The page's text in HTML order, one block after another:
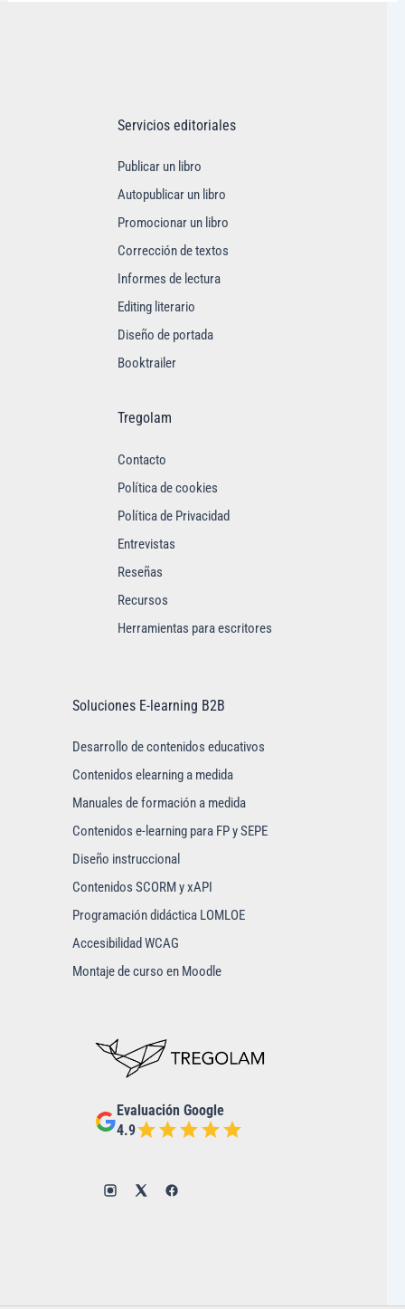
Servicios editoriales
Publicar un libro
Autopublicar un libro
Promocionar un libro
Corrección de textos
Informes de lectura
Editing literario
Diseño de portada
Booktrailer
Tregolam
Contacto
Política de cookies
Política de Privacidad
Entrevistas
Reseñas
Recursos
Herramientas para escritores
Soluciones E-learning B2B
Desarrollo de contenidos educativos
Contenidos elearning a medida
Manuales de formación a medida
Contenidos e-learning para FP y SEPE
Diseño instruccional
Contenidos SCORM y xAPI
Programación didáctica LOMLOE
Accesibilidad WCAG
Montaje de curso en Moodle
Evaluación Google
4.9